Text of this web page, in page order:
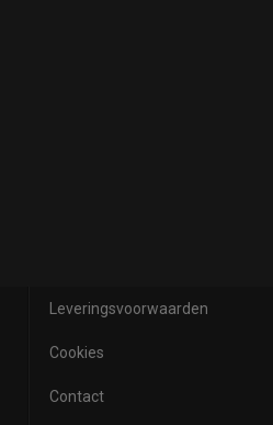
Leveringsvoorwaarden
Cookies
Contact